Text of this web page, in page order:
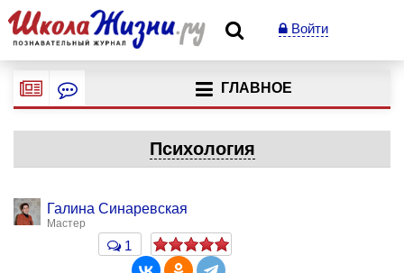
Войти
ГЛАВНОЕ
Психология
Галина Синаревская
Мастер
1